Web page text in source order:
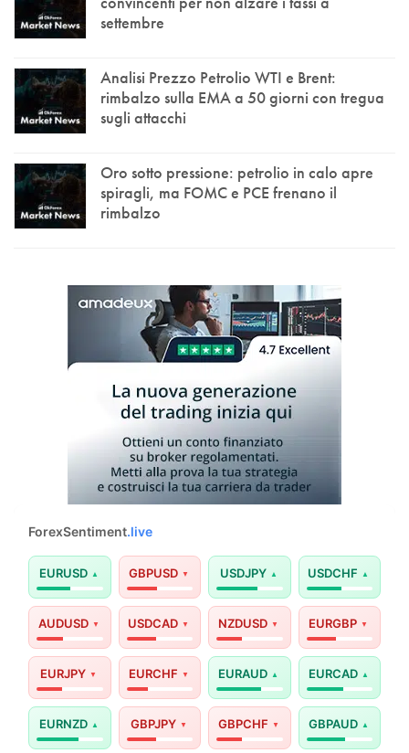
settembre
Analisi Prezzo Petrolio WTI e Brent:
rimbalzo sulla EMA a 50 giorni con tregua
sugli attacchi
Oro sotto pressione: petrolio in calo apre
spiragli, ma FOMC e PCE frenano il
rimbalzo
ForexSentiment.live
EURUSD GBPUSD USDJPY USDCHF
AUDUSD USDCAD NZDUSD EURGBP
EURJPY EURCHF EURAUD EURCAD
EURNZD GBPJPY GBPCHF GBPAUD